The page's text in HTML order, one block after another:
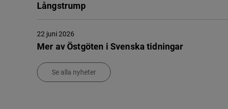
Långstrump
Mer av Östgöten i Svenska tidningar
22 juni 2026
Se alla nyheter